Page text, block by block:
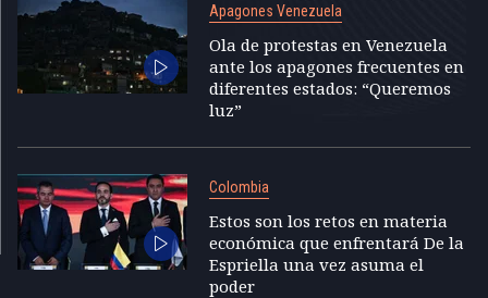
Apagones Venezuela
Ola de protestas en Venezuela
ante los apagones frecuentes en
diferentes estados: “Queremos
luz”
Colombia
Estos son los retos en materia
económica que enfrentará De la
Espriella una vez asuma el
poder